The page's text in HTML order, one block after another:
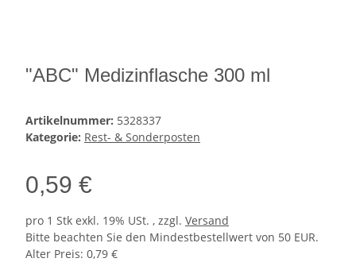
"ABC" Medizinflasche 300 ml
Artikelnummer: 5328337
Kategorie: Rest- & Sonderposten
0,59 €
pro 1 Stk exkl. 19% USt. , zzgl. Versand
Bitte beachten Sie den Mindestbestellwert von 50 EUR.
Alter Preis: 0,79 €